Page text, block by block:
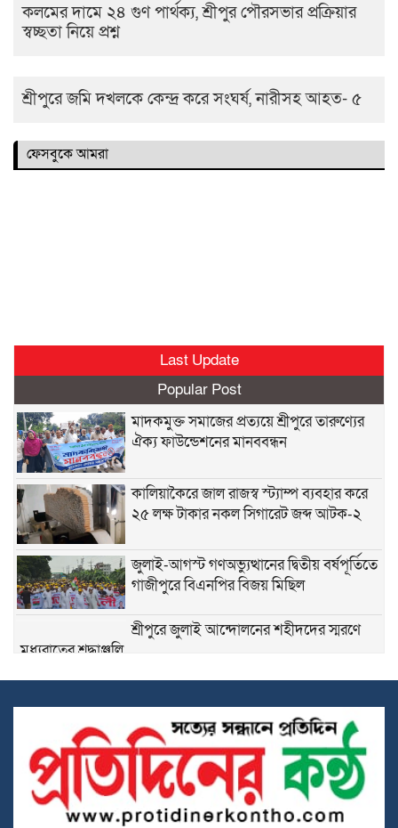
কলমের দামে ২৪ গুণ পার্থক্য, শ্রীপুর পৌরসভার প্রক্রিয়ার
স্বচ্ছতা নিয়ে প্রশ্ন
শ্রীপুরে জমি দখলকে কেন্দ্র করে সংঘর্ষ, নারীসহ আহত- ৫
ফেসবুকে আমরা
Last Update
Popular Post
মাদকমুক্ত সমাজের প্রত্যয়ে শ্রীপুরে তারুণ্যের
ঐক্য ফাউন্ডেশনের মানববন্ধন
কালিয়াকৈরে জাল রাজস্ব স্ট্যাম্প ব্যবহার করে
২৫ লক্ষ টাকার নকল সিগারেট জব্দ আটক-২
জুলাই-আগস্ট গণঅভ্যুত্থানের দ্বিতীয় বর্ষপূর্তিতে
গাজীপুরে বিএনপির বিজয় মিছিল
শ্রীপুরে জুলাই আন্দোলনের শহীদদের স্মরণে
মধ্যরাতের শ্রদ্ধাঞ্জলি
কলমের দামে ২৪ গুণ পার্থক্য, শ্রীপুর পৌরসভার
শ্রীপুরে জমি দখলকে কেন্দ্র করে সংঘর্ষ, নারীসহ
আহত- ৫
দুর্নীতি প্রতিরোধে শিক্ষার্থীদের নৈতিক মূল্যবোধ
গড়ে তুলতে বিদ্যালয়ে চালু হলো সততার
দোকান